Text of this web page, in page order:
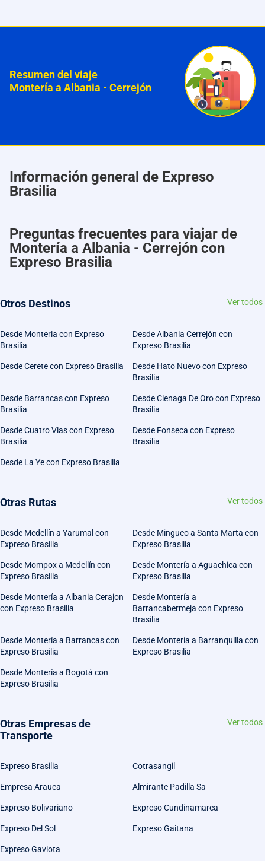
Resumen del viaje
Montería a Albania - Cerrejón
Información general de Expreso
Brasilia
Preguntas frecuentes para viajar de
Montería a Albania - Cerrejón con
Expreso Brasilia
Otros Destinos Ver todos
Desde Monteria con Expreso
Brasilia
Desde Albania Cerrejón con
Expreso Brasilia
Desde Cerete con Expreso Brasilia
Desde Hato Nuevo con Expreso
Brasilia
Desde Barrancas con Expreso
Brasilia
Desde Cienaga De Oro con Expreso
Brasilia
Desde Cuatro Vias con Expreso
Brasilia
Desde Fonseca con Expreso
Brasilia
Desde La Ye con Expreso Brasilia
Otras Rutas Ver todos
Desde Medellín a Yarumal con
Expreso Brasilia
Desde Mingueo a Santa Marta con
Expreso Brasilia
Desde Mompox a Medellín con
Expreso Brasilia
Desde Montería a Aguachica con
Expreso Brasilia
Desde Montería a Albania Cerajon
con Expreso Brasilia
Desde Montería a
Barrancabermeja con Expreso
Brasilia
Desde Montería a Barrancas con
Expreso Brasilia
Desde Montería a Barranquilla con
Expreso Brasilia
Desde Montería a Bogotá con
Expreso Brasilia
Otras Empresas de
Transporte
Ver todos
Expreso Brasilia Cotrasangil
Empresa Arauca Almirante Padilla Sa
Expreso Bolivariano Expreso Cundinamarca
Expreso Del Sol Expreso Gaitana
Expreso Gaviota